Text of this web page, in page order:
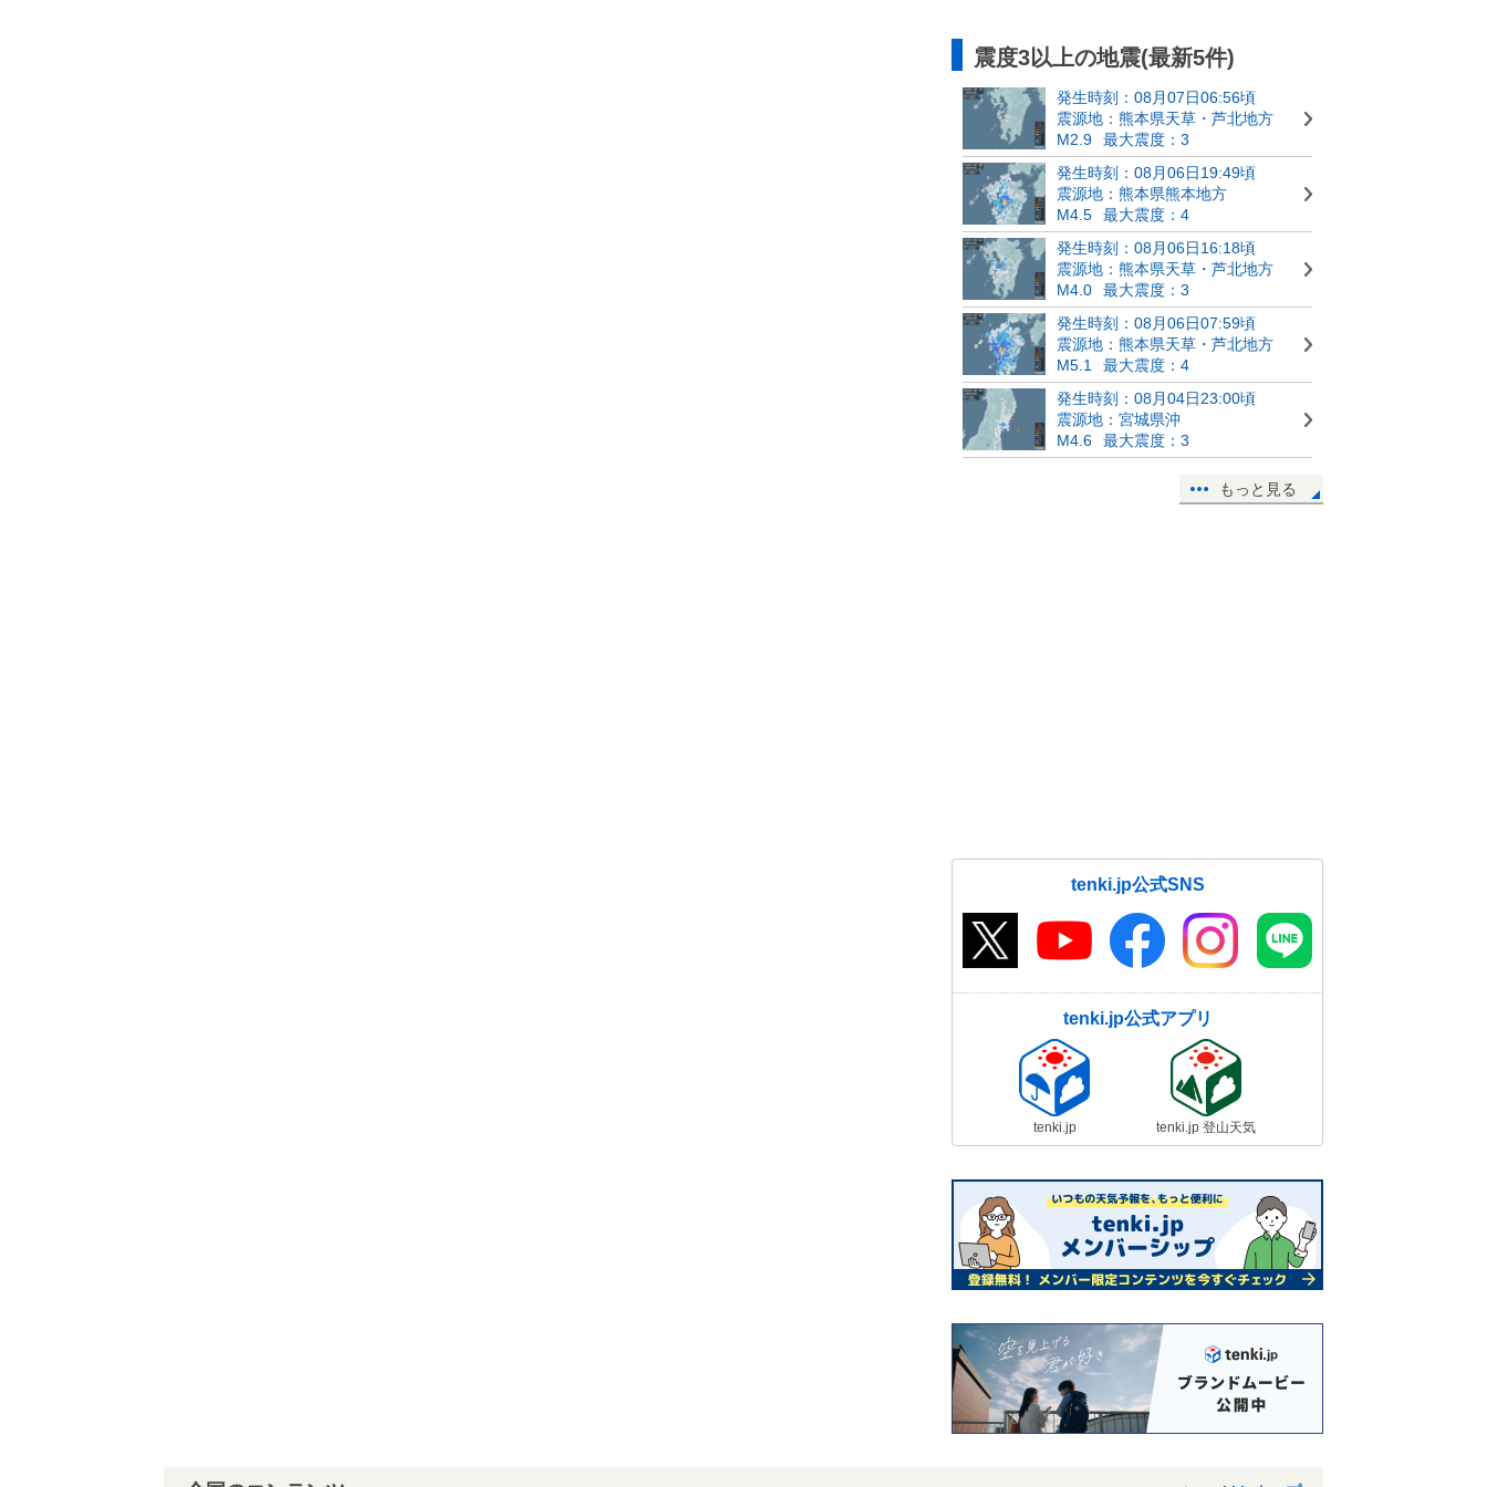
震度3以上の地震(最新5件)
発生時刻：08月07日06:56頃
震源地：熊本県天草・芦北地方
M2.9
最大震度：3
発生時刻：08月06日19:49頃
震源地：熊本県熊本地方
M4.5
最大震度：4
発生時刻：08月06日16:18頃
震源地：熊本県天草・芦北地方
M4.0
最大震度：3
発生時刻：08月06日07:59頃
震源地：熊本県天草・芦北地方
M5.1
最大震度：4
発生時刻：08月04日23:00頃
震源地：宮城県沖
M4.6
最大震度：3
もっと見る
tenki.jp公式SNS
tenki.jp公式アプリ
tenki.jp tenki.jp 登山天気